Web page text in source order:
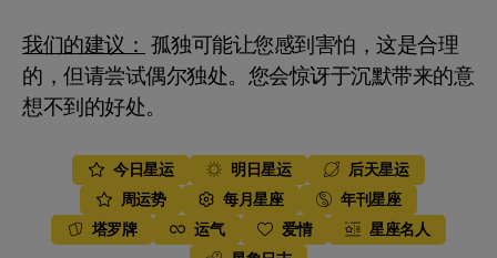
我们的建议：孤独可能让您感到害怕，这是合理
的，但请尝试偶尔独处。您会惊讶于沉默带来的意
想不到的好处。
今日星运 明日星运
后天星运
周运势
每月星座
年刊星座
塔罗牌
运气 爱情
星座名人